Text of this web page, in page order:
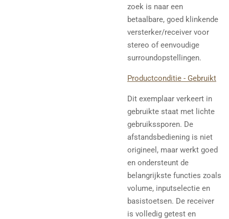
zoek is naar een
betaalbare, goed klinkende
versterker/receiver voor
stereo of eenvoudige
surroundopstellingen.
Productconditie - Gebruikt
Dit exemplaar verkeert in
gebruikte staat met lichte
gebruikssporen. De
afstandsbediening is niet
origineel, maar werkt goed
en ondersteunt de
belangrijkste functies zoals
volume, inputselectie en
basistoetsen. De receiver
is volledig getest en